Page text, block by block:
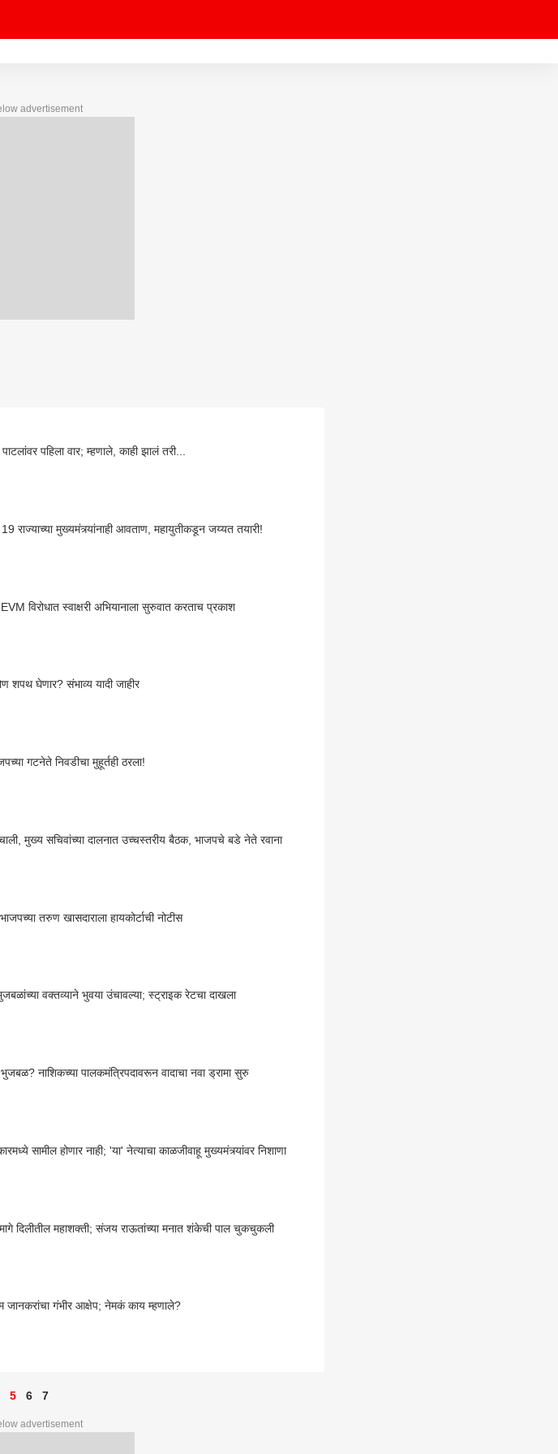
advertisement
पहिला वार; म्हणाले, काही झालं तरी...
राज्याच्या मुख्यमंत्र्यांनाही आवताण, महायुतीकडून जय्यत तयारी!
विरोधात स्वाक्षरी अभियानाला सुरुवात करताच प्रकाश
घेणार? संभाव्य यादी जाहीर
गटनेते निवडीचा मुहूर्तही ठरला!
मुख्य सचिवांच्या दालनात उच्चस्तरीय बैठक, भाजपचे बडे नेते रवाना
तरुण खासदाराला हायकोर्टाची नोटीस
वक्तव्याने भुवया उंचावल्या; स्ट्राइक रेटचा दाखला
नाशिकच्या पालकमंत्रिपदावरून वादाचा नवा ड्रामा सुरु
सामील होणार नाही; 'या' नेत्याचा काळजीवाहू मुख्यमंत्र्यांवर निशाणा
दिलीतील महाशक्ती; संजय राऊतांच्या मनात शंकेची पाल चुकचुकली
जानकरांचा गंभीर आक्षेप; नेमकं काय म्हणाले?
5 6 7
advertisement